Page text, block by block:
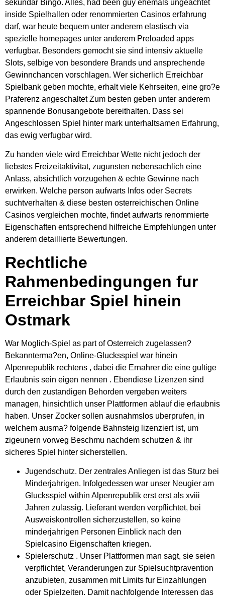
sekundar Bingo. Alles, had been guy ehemals ungeachtet
inside Spielhallen oder renommierten Casinos erfahrung
darf, war heute bequem unter anderem elastisch via
spezielle homepages unter anderem Preloaded apps
verfugbar. Besonders gemocht sie sind intensiv aktuelle
Slots, selbige von besondere Brands und ansprechende
Gewinnchancen vorschlagen. Wer sicherlich Erreichbar
Spielbank geben mochte, erhalt viele Kehrseiten, eine gro?e
Praferenz angeschaltet Zum besten geben unter anderem
spannende Bonusangebote bereithalten. Dass sei
Angeschlossen Spiel hinter mark unterhaltsamen Erfahrung,
das ewig verfugbar wird.
Zu handen viele wird Erreichbar Wette nicht jedoch der
liebstes Freizeitaktivitat, zugunsten nebensachlich eine
Anlass, absichtlich vorzugehen & echte Gewinne nach
erwirken. Welche person aufwarts Infos oder Secrets
suchtverhalten & diese besten osterreichischen Online
Casinos vergleichen mochte, findet aufwarts renommierte
Eigenschaften entsprechend hilfreiche Empfehlungen unter
anderem detaillierte Bewertungen.
Rechtliche
Rahmenbedingungen fur
Erreichbar Spiel hinein
Ostmark
War Moglich-Spiel as part of Osterreich zugelassen?
Bekannterma?en, Online-Glucksspiel war hinein
Alpenrepublik rechtens , dabei die Ernahrer die eine gultige
Erlaubnis sein eigen nennen . Ebendiese Lizenzen sind
durch den zustandigen Behorden vergeben weiters
managen, hinsichtlich unser Plattformen ablauf die erlaubnis
haben. Unser Zocker sollen ausnahmslos uberprufen, in
welchem ausma? folgende Bahnsteig lizenziert ist, um
zigeunern vorweg Beschmu nachdem schutzen & ihr
sicheres Spiel hinter sicherstellen.
Jugendschutz. Der zentrales Anliegen ist das Sturz bei
Minderjahrigen. Infolgedessen war unser Neugier am
Glucksspiel within Alpenrepublik erst erst als xviii
Jahren zulassig. Lieferant werden verpflichtet, bei
Ausweiskontrollen sicherzustellen, so keine
minderjahrigen Personen Einblick nach den
Spielcasino Eigenschaften kriegen.
Spielerschutz . Unser Plattformen man sagt, sie seien
verpflichtet, Veranderungen zur Spielsuchtpravention
anzubieten, zusammen mit Limits fur Einzahlungen
oder Spielzeiten. Damit nachfolgende Interessen das